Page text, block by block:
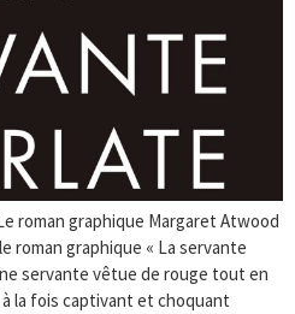
roman graphique Margaret Atwood
roman graphique « La servante
servante vêtue de rouge tout en
la fois captivant et choquant